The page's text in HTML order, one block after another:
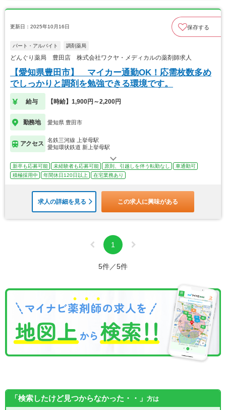
更新日：2025年10月16日 保存する
パート・アルバイト 調剤薬局
どんぐり薬局 豊田店 株式会社ワクヤ・メディカルの薬剤師求人
【愛知県豊田市】 マイカー通勤OK！応需枚数多め
でしっかりと調剤を勉強できる環境です。
給与 【時給】1,900円～2,200円
勤務地 愛知県 豊田市
アクセス
名鉄三河線 上挙母駅
愛知環状鉄道 新上挙母駅
新卒も応募可能 未経験者も応募可能 原則、引越しを伴う転勤なし
車通勤可
積極採用中
年間休日120日以上 在宅業務あり
求人の詳細を見る この求人に興味がある
1
5件／5件
「検索したけど見つからなかった・・」 方は